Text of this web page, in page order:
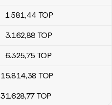
1.581,44 TOP
3.162,88 TOP
6.325,75 TOP
15.814,38 TOP
31.628,77 TOP